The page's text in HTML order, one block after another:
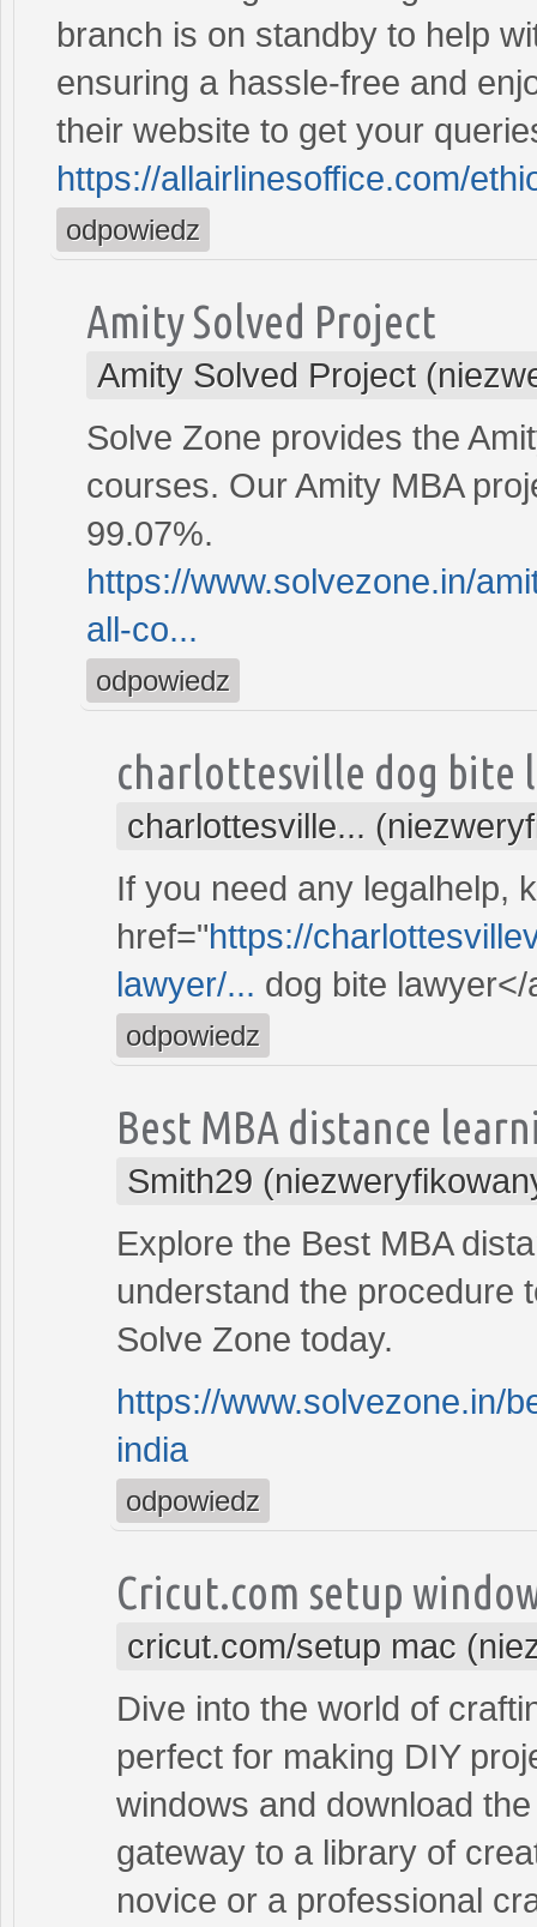
branch is on standby to help
ensuring a hassle-free and
their website to get your
https://allairlinesoffice.com/
odpowiedz
Amity Solved Project
Amity Solved Project
Solve Zone provides the
courses. Our Amity MBA
99.07%.
https://www.solvezone.in/
all-co...
odpowiedz
charlottesville dog bite
charlottesville...
If you need any legalhelp,
href="https://
lawyer/... dog bite lawyer</
odpowiedz
Best MBA distance
Smith29
Explore the Best MBA
understand the procedure
Solve Zone today.
https://www.solvezone.in/
india
odpowiedz
Cricut.com setup
cricut.com/setup mac
Dive into the world of
perfect for making DIY
windows and download
gateway to a library of
novice or a professional